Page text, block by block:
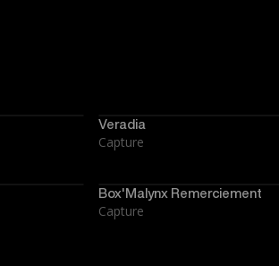
Veradia
Capture
Box'Malynx Remerciement
Capture